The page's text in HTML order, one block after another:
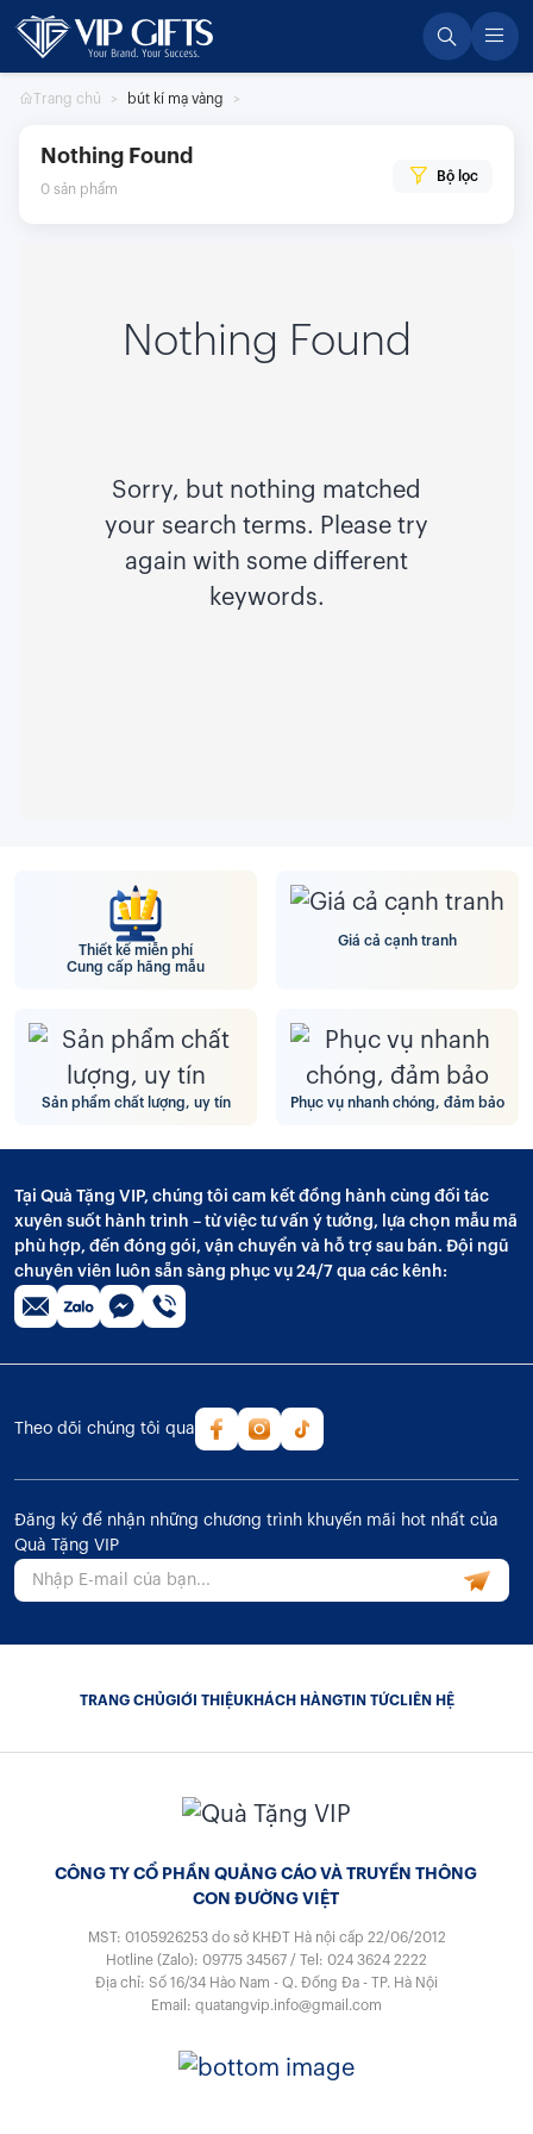
Skip
content
Trang chủ bút kí mạ vàng
Nothing Found
0 sản phẩm
Bộ lọc
Nothing Found
Sorry, but nothing matched
your search terms. Please try
again with some different
keywords.
Thiết kế miễn phí
Cung cấp hãng mẫu
Giá cả cạnh tranh
Sản phẩm chất lượng, uy tín Phục vụ nhanh chóng, đảm bảo
Tại Quà Tặng VIP, chúng tôi cam kết đồng hành cùng đối tác
xuyên suốt hành trình – từ việc tư vấn ý tưởng, lựa chọn mẫu mã
phù hợp, đến đóng gói, vận chuyển và hỗ trợ sau bán. Đội ngũ
chuyên viên luôn sẵn sàng phục vụ 24/7 qua các kênh:
Theo dõi chúng tôi qua
Đăng ký để nhận những chương trình khuyến mãi hot nhất của
Quà Tặng VIP
TRANG CHỦGIỚI THIỆU KHÁCH HÀNGTIN TỨCLIÊN HỆ
CÔNG TY CỔ PHẦN QUẢNG CÁO VÀ TRUYỀN THÔNG
CON ĐƯỜNG VIỆT
MST: 0105926253 do sở KHĐT Hà nội cấp 22/06/2012
Hotline (Zalo): 09775 34567 / Tel: 024 3624 2222
Địa chỉ: Số 16/34 Hào Nam - Q. Đống Đa - TP. Hà Nội
Email: quatangvip.info@gmail.com